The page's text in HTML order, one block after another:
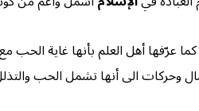
عرّفها أهل العلم بأنها غاية الحب
وحركات الى أنها تشمل الحب